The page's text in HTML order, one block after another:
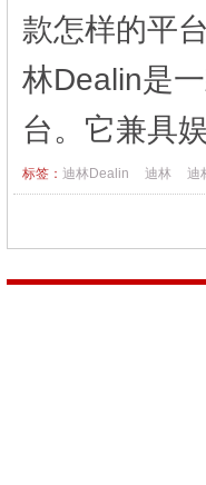
款怎样的平
林Dealin是
台。它兼具
标签： 迪林Dealin 迪林 迪